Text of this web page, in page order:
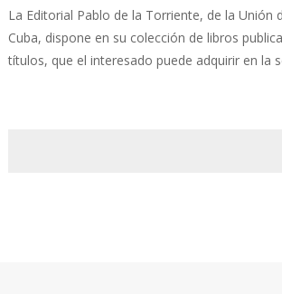
La Editorial Pablo de la Torriente, de la Unión
Cuba, dispone en su colección de libros
títulos, que el interesado puede adquirir en la